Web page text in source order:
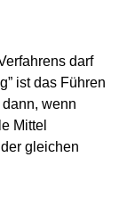
darf
ist das Führen
wenn
Mittel
gleichen